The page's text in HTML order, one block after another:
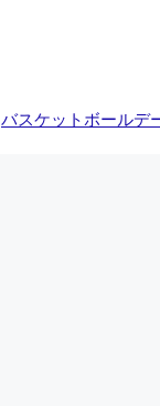
バスケットボールデ